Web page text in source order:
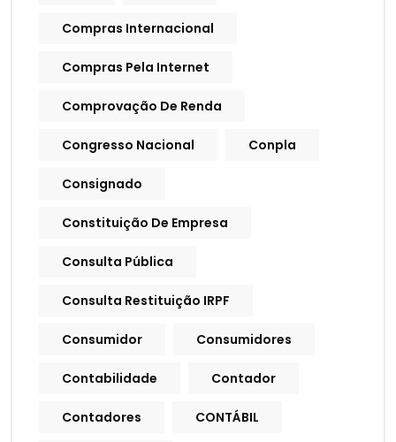
Compras Internacional
Compras Pela Internet
Comprovação De Renda
Congresso Nacional Conpla
Consignado
Constituição De Empresa
Consulta Pública
Consulta Restituição IRPF
Consumidor Consumidores
Contabilidade Contador
Contadores CONTÁBIL